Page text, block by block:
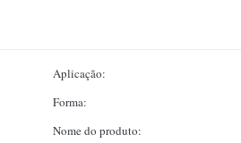
Aplicação:
Forma:
Nome do produto: